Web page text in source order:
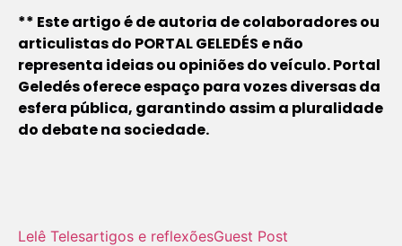
** Este artigo é de autoria de colaboradores ou
articulistas do PORTAL GELEDÉS e não
representa ideias ou opiniões do veículo. Portal
Geledés oferece espaço para vozes diversas da
esfera pública, garantindo assim a pluralidade
do debate na sociedade.
Lelê Telesartigos e reflexõesGuest Post